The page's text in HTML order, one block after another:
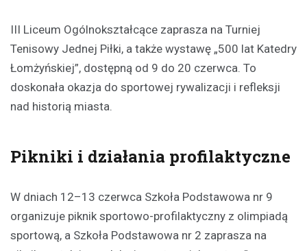
III Liceum Ogólnokształcące zaprasza na Turniej
Tenisowy Jednej Piłki, a także wystawę „500 lat Katedry
Łomżyńskiej”, dostępną od 9 do 20 czerwca. To
doskonała okazja do sportowej rywalizacji i refleksji
nad historią miasta.
Pikniki i działania profilaktyczne
W dniach 12–13 czerwca Szkoła Podstawowa nr 9
organizuje piknik sportowo-profilaktyczny z olimpiadą
sportową, a Szkoła Podstawowa nr 2 zaprasza na